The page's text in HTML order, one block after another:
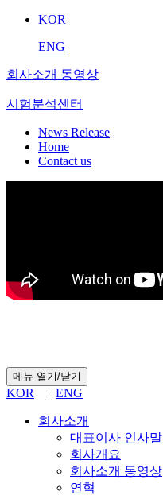
KOR
ENG
회사소개 동영상
시험분석센터
News Release
Home
Contact us
메뉴 열기/닫기
KOR | ENG
회사소개
대표이사 인사말
회사개요
회사소개 동영상
연혁